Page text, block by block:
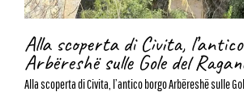
Alla scoperta di Civita,
Arbëreshë sulle Gole del
Alla scoperta di Civita, l’antico borgo Arbëreshë sulle